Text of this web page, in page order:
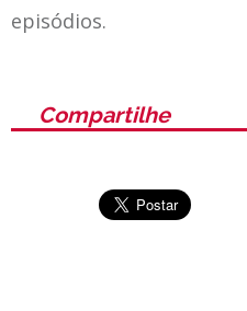
episódios.
Compartilhe